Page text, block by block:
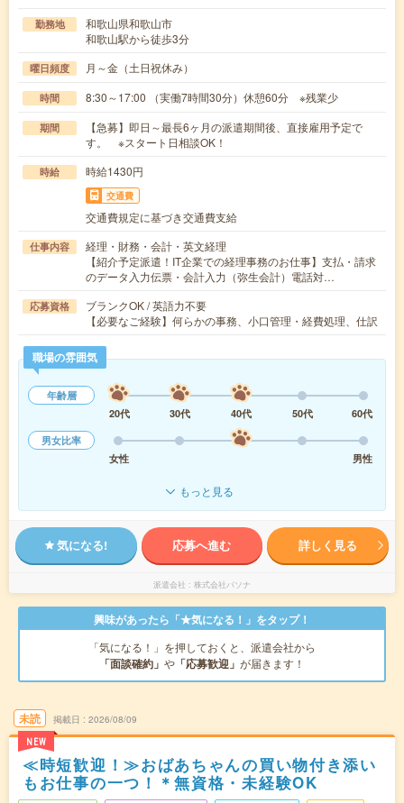
勤務地
和歌山県和歌山市
和歌山駅から徒歩3分
曜日頻度 月～金（土日祝休み）
時間 8:30～17:00 （実働7時間30分）休憩60分 ※残業少
期間
【急募】即日～最長6ヶ月の派遣期間後、直接雇用予定で
す。 ※スタート日相談OK！
時給 時給1430円
交通費
交通費規定に基づき交通費支給
仕事内容
経理・財務・会計・英文経理
【紹介予定派遣！IT企業での経理事務のお仕事】支払・請求
のデータ入力伝票・会計入力（弥生会計）電話対…
応募資格
ブランクOK / 英語力不要
【必要なご経験】何らかの事務、小口管理・経費処理、仕訳
職場の雰囲気
年齢層
20代
30代 40代 50代
60代
男女比率
女性
男性
もっと見る
気になる! 応募へ進む 詳しく見る
派遣会社 株式会社パソナ
興味があったら「★気になる！」をタップ！
「気になる！」を押しておくと、派遣会社から
「面談確約」 や 「応募歓迎」 が届きます！
未読
NEW
掲載日 2026/08/09
≪時短歓迎！≫おばあちゃんの買い物付き添い
もお仕事の一つ！＊無資格・未経験OK